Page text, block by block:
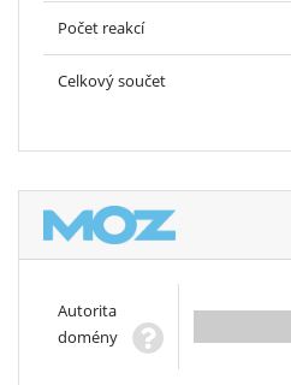
Počet reakcí
Celkový součet
Autorita
domény